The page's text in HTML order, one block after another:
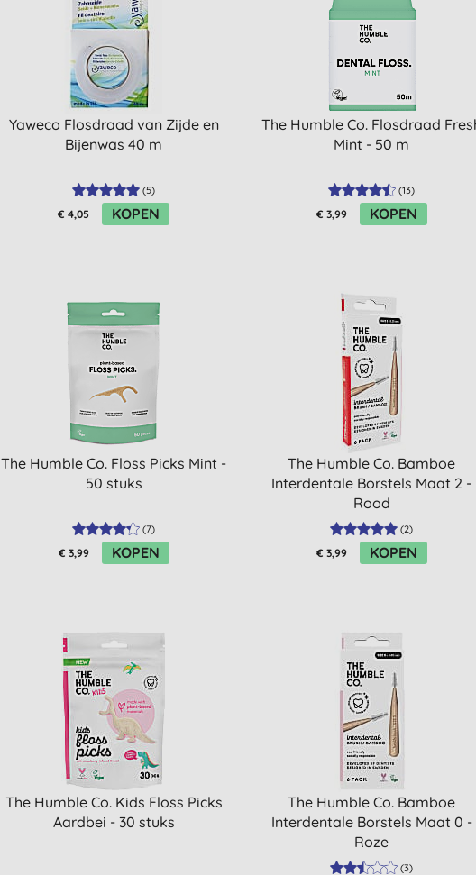
Yaweco Flosdraad van Zijde en
Bijenwas 40 m
(5)
€ 4,05 KOPEN
The Humble Co. Flosdraad
Mint - 50 m
(13)
€ 3,99 KOPEN
The Humble Co. Floss Picks Mint -
50 stuks
(7)
€ 3,99 KOPEN
The Humble Co. Bamboe
Interdentale Borstels Maat 2 -
Rood
(2)
€ 3,99 KOPEN
The Humble Co. Kids Floss Picks
Aardbei - 30 stuks
The Humble Co. Bamboe
Interdentale Borstels Maat 0 -
Roze
(3)